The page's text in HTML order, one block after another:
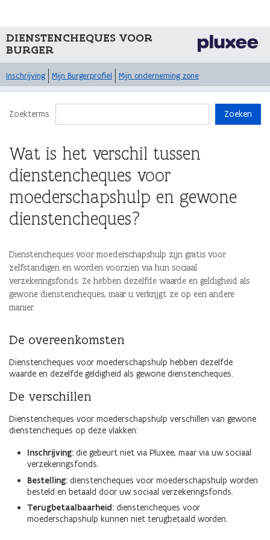
DIENSTENCHEQUES VOOR
BURGER
Inschrijving Mijn Burgerprofiel Mijn onderneming zone
Zoekterms Zoeken
Wat is het verschil tussen
dienstencheques voor
moederschapshulp en gewone
dienstencheques?
Dienstencheques voor moederschapshulp zijn gratis voor
zelfstandigen en worden voorzien via hun sociaal
verzekeringsfonds. Ze hebben dezelfde waarde en geldigheid als
gewone dienstencheques, maar u verkrijgt ze op een andere
manier.
De overeenkomsten
Dienstencheques voor moederschapshulp hebben dezelfde
waarde en dezelfde geldigheid als gewone dienstencheques.
De verschillen
Dienstencheques voor moederschapshulp verschillen van gewone
dienstencheques op deze vlakken:
Inschrijving: die gebeurt niet via Pluxee, maar via uw sociaal
verzekeringsfonds.
Bestelling: dienstencheques voor moederschapshulp worden
besteld en betaald door uw sociaal verzekeringsfonds.
Terugbetaalbaarheid: dienstencheques voor
moederschapshulp kunnen niet terugbetaald worden.